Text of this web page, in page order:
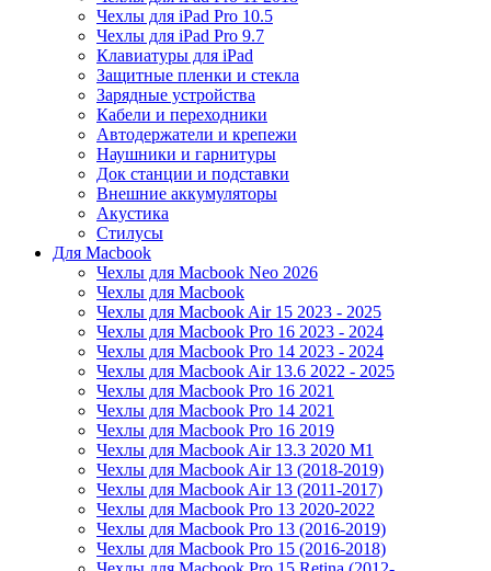
Чехлы для iPad Pro 10.5
Чехлы для iPad Pro 9.7
Клавиатуры для iPad
Защитные пленки и стекла
Зарядные устройства
Кабели и переходники
Автодержатели и крепежи
Наушники и гарнитуры
Док станции и подставки
Внешние аккумуляторы
Акустика
Стилусы
Для Macbook
Чехлы для Macbook Neo 2026
Чехлы для Macbook
Чехлы для Macbook Air 15 2023 - 2025
Чехлы для Macbook Pro 16 2023 - 2024
Чехлы для Macbook Pro 14 2023 - 2024
Чехлы для Macbook Air 13.6 2022 - 2025
Чехлы для Macbook Pro 16 2021
Чехлы для Macbook Pro 14 2021
Чехлы для Macbook Pro 16 2019
Чехлы для Macbook Air 13.3 2020 M1
Чехлы для Macbook Air 13 (2018-2019)
Чехлы для Macbook Air 13 (2011-2017)
Чехлы для Macbook Pro 13 2020-2022
Чехлы для Macbook Pro 13 (2016-2019)
Чехлы для Macbook Pro 15 (2016-2018)